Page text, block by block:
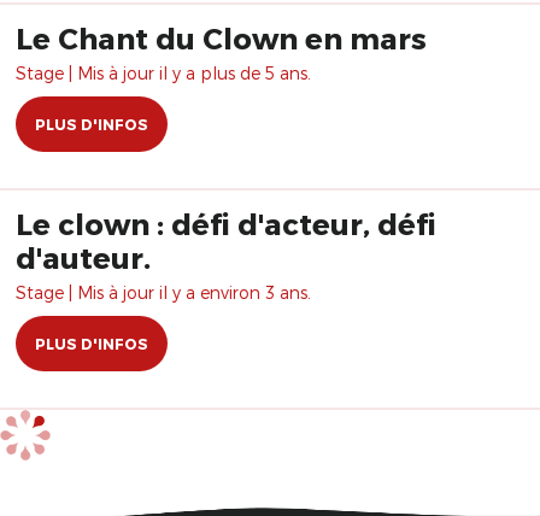
Le Chant du Clown en mars
Stage | Mis à jour il y a plus de 5 ans.
PLUS D'INFOS
Le clown : défi d'acteur, défi
d'auteur.
Stage | Mis à jour il y a environ 3 ans.
PLUS D'INFOS